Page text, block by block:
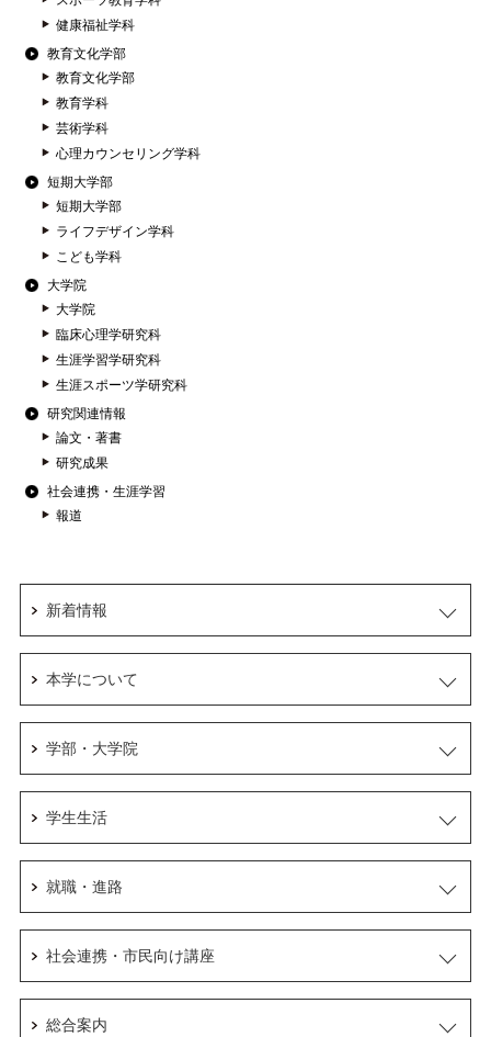
健康福祉学科
教育文化学部
教育文化学部
教育学科
芸術学科
心理カウンセリング学科
短期大学部
短期大学部
ライフデザイン学科
こども学科
大学院
大学院
臨床心理学研究科
生涯学習学研究科
生涯スポーツ学研究科
研究関連情報
論文・著書
研究成果
社会連携・生涯学習
報道
新着情報
本学について
学部・大学院
学生生活
就職・進路
社会連携・市民向け講座
総合案内